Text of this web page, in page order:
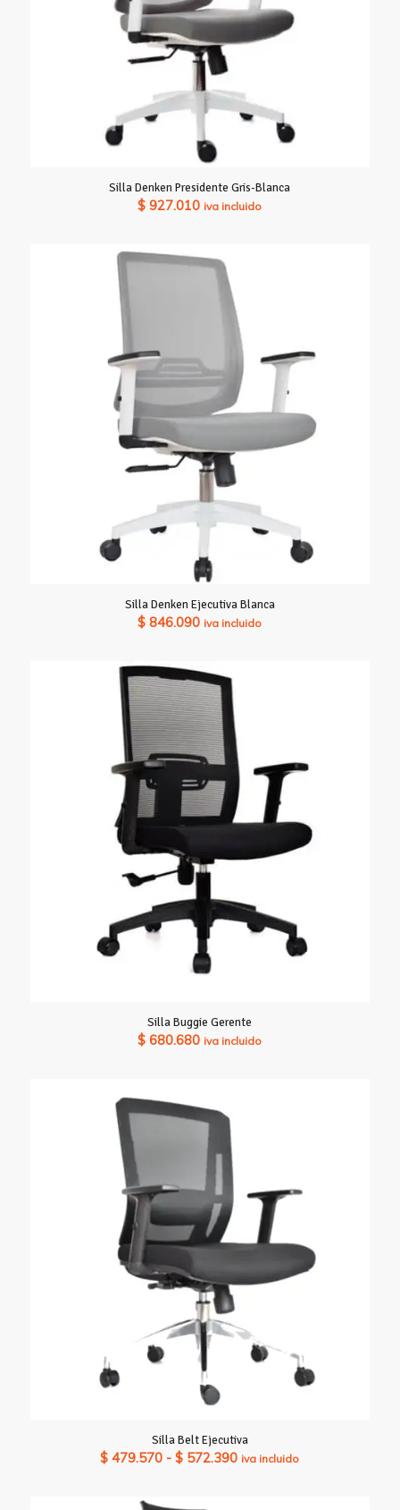
Silla Denken Presidente Gris-Blanca
$ 927.010 iva incluido
Silla Denken Ejecutiva Blanca
$ 846.090 iva incluido
Silla Buggie Gerente
$ 680.680 iva incluido
Silla Belt Ejecutiva
$ 479.570 - $ 572.390Rango
iva incluido